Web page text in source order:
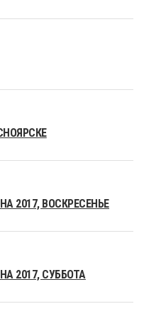
2017, ВОСКРЕСЕНЬЕ
2017, СУББОТА